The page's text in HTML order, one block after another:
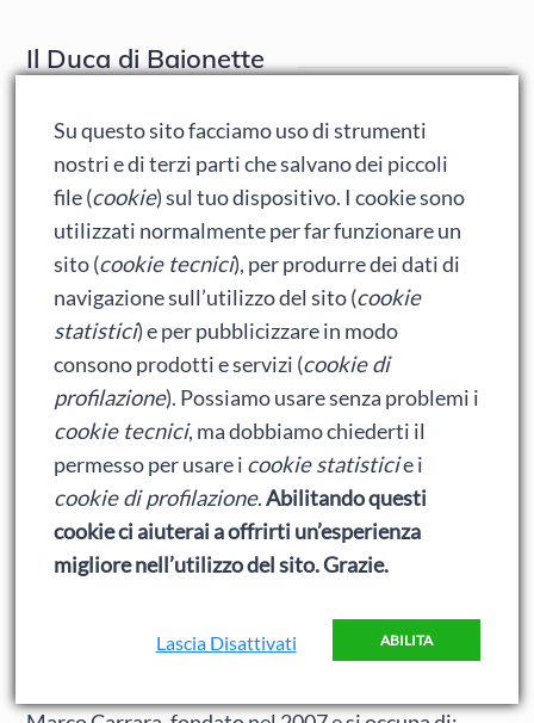
Il Duca di Baionette
Cosa trovi in questo blog?
Su questo sito facciamo uso di strumenti
nostri e di terzi parti che salvano dei piccoli
file (cookie) sul tuo dispositivo. I cookie sono
utilizzati normalmente per far funzionare un
sito (cookie tecnici), per produrre dei dati di
navigazione sull’utilizzo del sito (cookie
statistici) e per pubblicizzare in modo
consono prodotti e servizi (cookie di
profilazione). Possiamo usare senza problemi i
cookie tecnici, ma dobbiamo chiederti il
permesso per usare i cookie statisticie i
cookie di profilazione.Abilitando questi
cookie ci aiuterai a offrirti un’esperienza
migliore nell’utilizzo del sito. Grazie.
ABILITA
Lascia Disattivati